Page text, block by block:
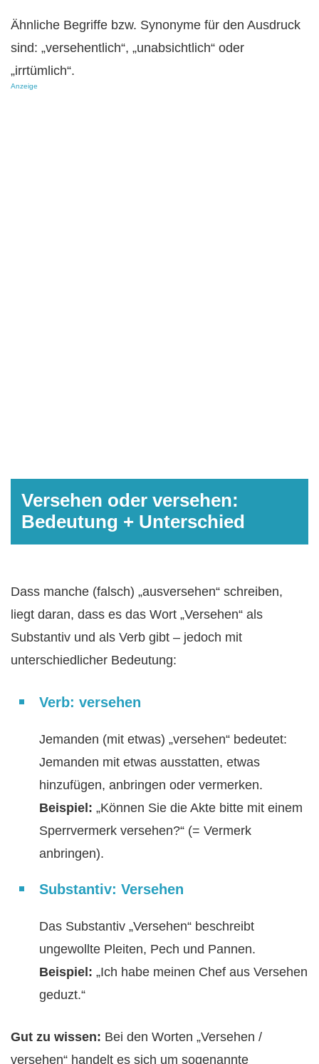
Ähnliche Begriffe bzw. Synonyme für den Ausdruck
sind: „versehentlich“, „unabsichtlich“ oder
„irrtümlich“.
Anzeige
Versehen oder versehen:
Bedeutung + Unterschied
Dass manche (falsch) „ausversehen“ schreiben,
liegt daran, dass es das Wort „Versehen“ als
Substantiv und als Verb gibt – jedoch mit
unterschiedlicher Bedeutung:
Verb: versehen
Jemanden (mit etwas) „versehen“ bedeutet:
Jemanden mit etwas ausstatten, etwas
hinzufügen, anbringen oder vermerken.
Beispiel: „Können Sie die Akte bitte mit einem
Sperrvermerk versehen?“ (= Vermerk
anbringen).
Substantiv: Versehen
Das Substantiv „Versehen“ beschreibt
ungewollte Pleiten, Pech und Pannen.
Beispiel: „Ich habe meinen Chef aus Versehen
geduzt.“
Gut zu wissen: Bei den Worten „Versehen /
versehen“ handelt es sich um sogenannte